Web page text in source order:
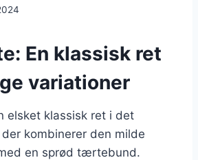
En klassisk ret
variationer
elsket klassisk ret i det
kombinerer den milde
en sprød tærtebund.